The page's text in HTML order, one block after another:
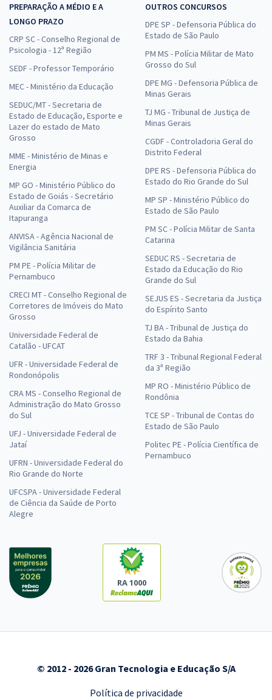
PREPARAÇÃO A MÉDIO E A
LONGO PRAZO
CRP SC - Conselho Regional de
Psicologia - 12ª Região
SEDF - Professor Temporário
MEC - Ministério da Educação
SEDUC/MT - Secretaria de
Estado de Educação, Esporte e
Lazer do estado de Mato
Grosso
MME - Ministério de Minas e
Energia
MP GO - Ministério Público do
Estado de Goiás - Secretário
Auxiliar da Comarca de
Itapuranga
ANVISA - Agência Nacional de
Vigilância Sanitária
PM PE - Polícia Militar de
Pernambuco
CRECI MT - Conselho Regional de
Corretores de Imóveis do Mato
Grosso
Universidade Federal de
Catalão - UFCAT
UFR - Universidade Federal de
Rondonópolis
CRA MS - Conselho Regional de
Administração do Mato Grosso
do Sul
UFJ - Universidade Federal de
Jataí
UFRN - Universidade Federal do
Rio Grande do Norte
UFCSPA - Universidade Federal
de Ciência da Saúde de Porto
Alegre
OUTROS CONCURSOS
DPE SP - Defensoria Pública do
Estado de São Paulo
PM MS - Polícia Militar de Mato
Grosso do Sul
DPE MG - Defensoria Pública de
Minas Gerais
TJ MG - Tribunal de Justiça de
Minas Gerais
CGDF - Controladoria Geral do
Distrito Federal
DPE RS - Defensoria Pública do
Estado do Rio Grande do Sul
MP SP - Ministério Público do
Estado de São Paulo
PM SC - Polícia Militar de Santa
Catarina
SEDUC RS - Secretaria de
Estado da Educação do Rio
Grande do Sul
SEJUS ES - Secretaria da Justiça
do Espírito Santo
TJ BA - Tribunal de Justiça do
Estado da Bahia
TRF 3 - Tribunal Regional Federal
da 3ª Região
MP RO - Ministério Público de
Rondônia
TCE SP - Tribunal de Contas do
Estado de São Paulo
Politec PE - Polícia Científica de
Pernambuco
RA 1000
© 2012 - 2026 Gran Tecnologia e Educação S/A
Política de privacidade